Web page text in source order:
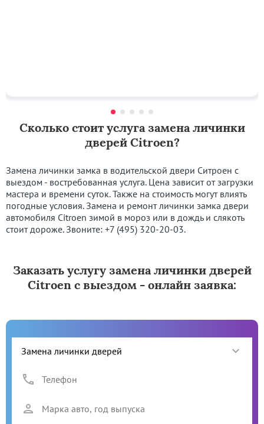
Сколько стоит услуга замена личинки
дверей Citroen?
Замена личинки замка в водительской двери Ситроен с
выездом - востребованная услуга. Цена зависит от загрузки
мастера и времени суток. Также на стоимость могут влиять
погодные условия. Замена и ремонт личинки замка двери
автомобиля Citroen зимой в мороз или в дождь и слякоть
стоит дороже. Звоните: +7 (495) 320-20-03.
Заказать услугу замена личинки дверей
Citroen с выездом - онлайн заявка: